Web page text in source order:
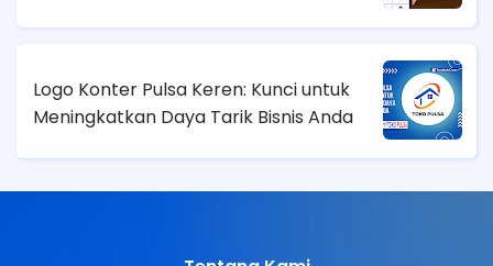
Logo Konter Pulsa Keren: Kunci untuk
Meningkatkan Daya Tarik Bisnis Anda